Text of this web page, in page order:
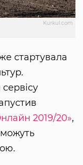
Kurkul.com
стартувала
2019/20»,